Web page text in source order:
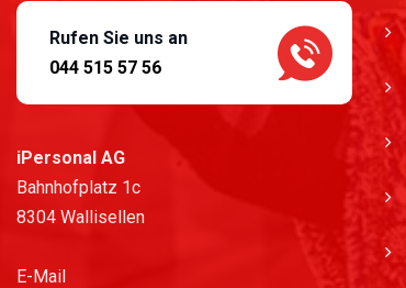
Rufen Sie uns an
044 515 57 56
iPersonal AG
Bahnhofplatz 1c
8304 Wallisellen
E-Mail